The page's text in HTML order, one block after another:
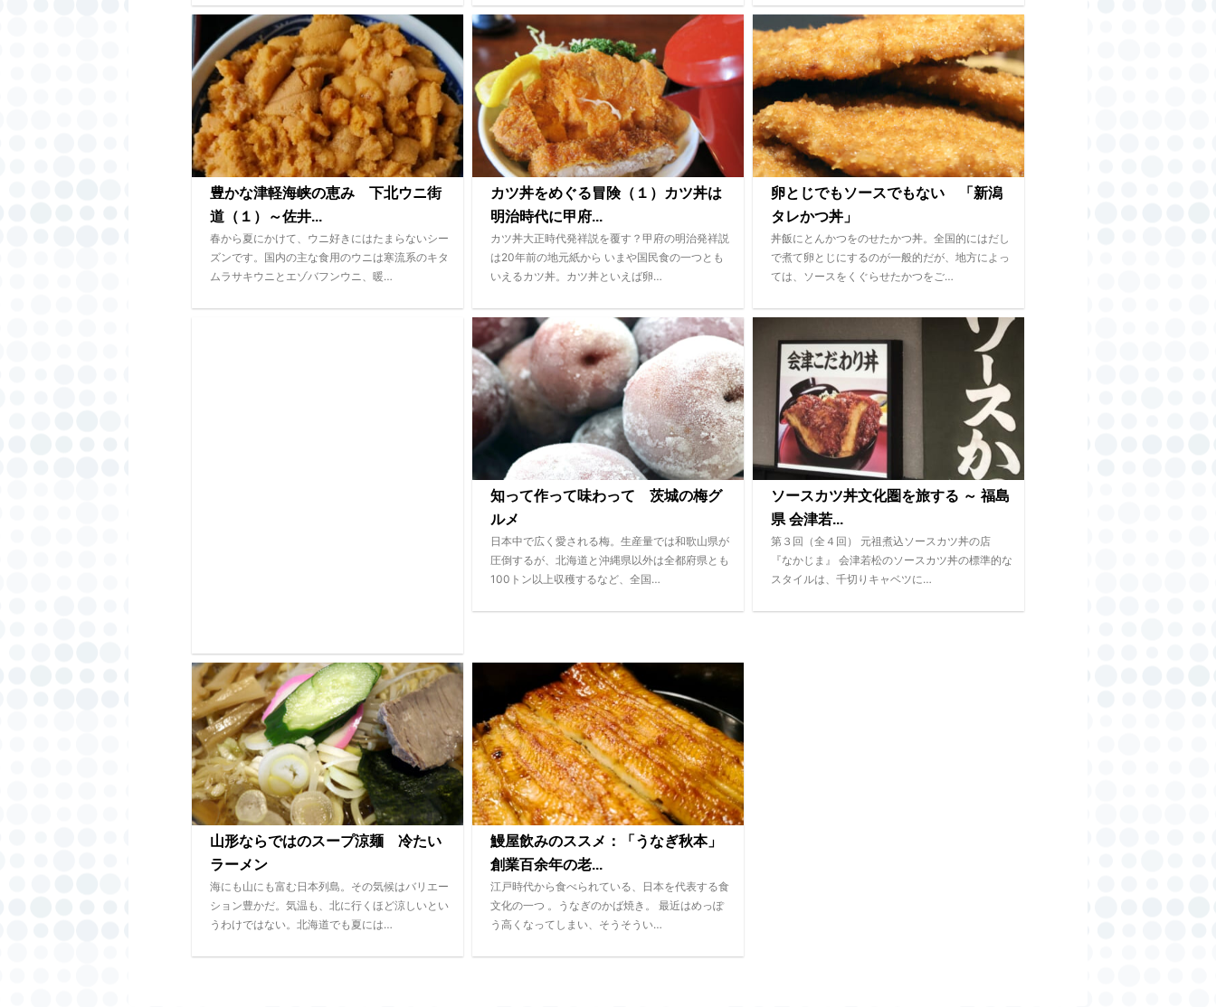
豊かな津軽海峡の恵み 下北ウニ街
道（１）～佐井...
春から夏にかけて、ウニ好きにはたまらないシー
ズンです。国内の主な食用のウニは寒流系のキタ
ムラサキウニとエゾバフンウニ、暖…
カツ丼をめぐる冒険（１）カツ丼は
明治時代に甲府...
カツ丼大正時代発祥説を覆す？甲府の明治発祥説
は20年前の地元紙から いまや国民食の一つとも
いえるカツ丼。カツ丼といえば卵…
卵とじでもソースでもない 「新潟
タレかつ丼」
丼飯にとんかつをのせたかつ丼。全国的にはだし
で煮て卵とじにするのが一般的だが、地方によっ
ては、ソースをくぐらせたかつをご…
知って作って味わって 茨城の梅グ
ルメ
日本中で広く愛される梅。生産量では和歌山県が
圧倒するが、北海道と沖縄県以外は全都府県とも
100トン以上収穫するなど、全国…
ソースカツ丼文化圏を旅する ～ 福島
県 会津若...
第３回（全４回） 元祖煮込ソースカツ丼の店
『なかじま』 会津若松のソースカツ丼の標準的な
スタイルは、千切りキャベツに…
山形ならではのスープ涼麺 冷たい
ラーメン
海にも山にも富む日本列島。その気候はバリエー
ション豊かだ。気温も、北に行くほど涼しいとい
うわけではない。北海道でも夏には…
鰻屋飲みのススメ：「うなぎ秋本」
創業百余年の老...
江戸時代から食べられている、日本を代表する食
文化の一つ 。うなぎのかば焼き。 最近はめっぽ
う高くなってしまい、そうそうい…